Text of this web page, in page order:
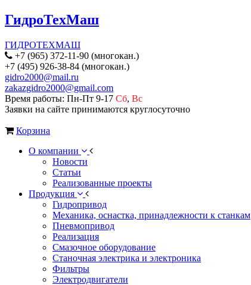
ГидроТехМаш
ГИДРОТЕХМАШ
+7 (965) 372-11-90 (многокан.)
+7 (495) 926-38-84 (многокан.)
gidro2000@mail.ru
zakazgidro2000@gmail.com
Время работы: Пн-Пт 9-17 Сб, Вс
Заявки на сайте принимаются круглосуточно
Корзина
О компании
Новости
Статьи
Реализованные проекты
Продукция
Гидропривод
Механика, оснастка, принадлежности к станкам
Пневмопривод
Реализация
Смазочное оборудование
Станочная электрика и электроника
Фильтры
Электродвигатели